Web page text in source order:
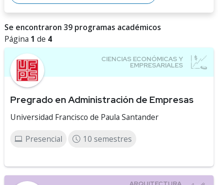
Se encontraron 39 programas académicos
Página 1 de 4
Pregrado en Administración de Empresas
Universidad Francisco de Paula Santander
Presencial 10 semestres